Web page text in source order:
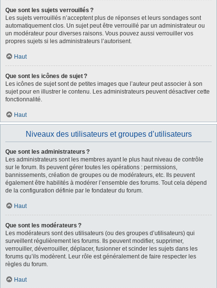
Que sont les sujets verrouillés ?
Les sujets verrouillés n’acceptent plus de réponses et leurs sondages sont
automatiquement clos. Un sujet peut être verrouillé par un administrateur ou
un modérateur pour diverses raisons. Vous pouvez aussi verrouiller vos
propres sujets si les administrateurs l’autorisent.
Haut
Que sont les icônes de sujet ?
Les icônes de sujet sont de petites images que l’auteur peut associer à son
sujet pour en illustrer le contenu. Les administrateurs peuvent désactiver cette
fonctionnalité.
Haut
Niveaux des utilisateurs et groupes d’utilisateurs
Que sont les administrateurs ?
Les administrateurs sont les membres ayant le plus haut niveau de contrôle
sur le forum. Ils peuvent gérer toutes les opérations : permissions,
bannissements, création de groupes ou de modérateurs, etc. Ils peuvent
également être habilités à modérer l’ensemble des forums. Tout cela dépend
de la configuration définie par le fondateur du forum.
Haut
Que sont les modérateurs ?
Les modérateurs sont des utilisateurs (ou des groupes d’utilisateurs) qui
surveillent régulièrement les forums. Ils peuvent modifier, supprimer,
verrouiller, déverrouiller, déplacer, fusionner et scinder les sujets dans les
forums qu’ils modèrent. Leur rôle est généralement de faire respecter les
règles du forum.
Haut